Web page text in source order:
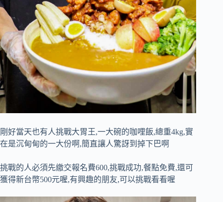
剛好當天也有人挑戰大胃王,一大碗的咖哩飯,總重4kg,實
在是沉甸甸的一大份啊,簡直讓人驚訝到掉下巴啊
挑戰的人必須先繳交報名費600,挑戰成功,餐點免費,還可
獲得新台幣500元喔,有興趣的朋友,可以挑戰看看喔